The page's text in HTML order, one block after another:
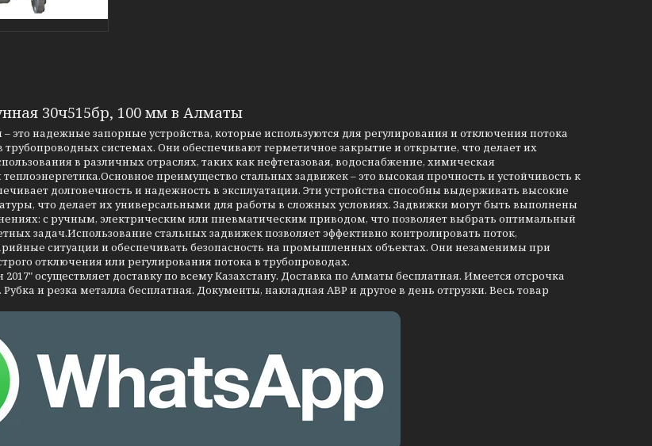
30ч515бр, 100 мм в Алматы
это надежные запорные устройства, которые используются для регулирования и отключения потока
трубопроводных системах. Они обеспечивают герметичное закрытие и открытие, что делает их
в различных отраслях, таких как нефтегазовая, водоснабжение, химическая
преимущество стальных задвижек – это высокая прочность и устойчивость к
долговечность и надежность в эксплуатации. Эти устройства способны выдерживать высокие
что делает их универсальными для работы в сложных условиях. Задвижки могут быть выполнены
с ручным, электрическим или пневматическим приводом, что позволяет выбрать оптимальный
задач.Использование стальных задвижек позволяет эффективно контролировать поток,
ситуации и обеспечивать безопасность на промышленных объектах. Они незаменимы при
отключения или регулирования потока в трубопроводах.
осуществляет доставку по всему Казахстану. Доставка по Алматы бесплатная. Имеется отсрочка
и резка металла бесплатная. Документы, накладная АВР и другое в день отгрузки. Весь товар